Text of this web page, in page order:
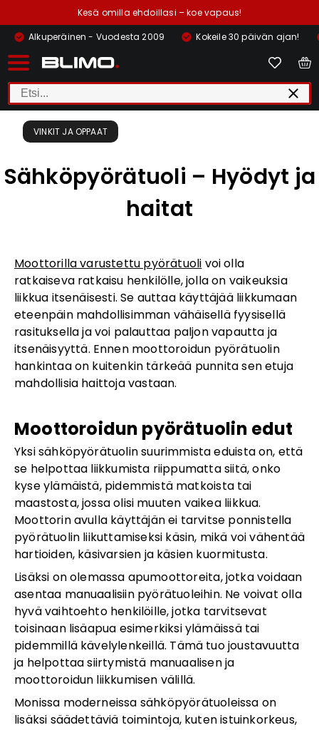
Kesä omilla ehdoillasi – koe vapaus!
Alkuperäinen - Vuodesta 2009
Kokeile 30 päivän ajan!
VINKIT JA OPPAAT
Sähköpyörätuoli – Hyödyt ja
haitat
Moottorilla varustettu pyörätuoli voi olla
ratkaiseva ratkaisu henkilölle, jolla on vaikeuksia
liikkua itsenäisesti. Se auttaa käyttäjää liikkumaan
eteenpäin mahdollisimman vähäisellä fyysisellä
rasituksella ja voi palauttaa paljon vapautta ja
itsenäisyyttä. Ennen moottoroidun pyörätuolin
hankintaa on kuitenkin tärkeää punnita sen etuja
mahdollisia haittoja vastaan.
Moottoroidun pyörätuolin edut
Yksi sähköpyörätuolin suurimmista eduista on, että
se helpottaa liikkumista riippumatta siitä, onko
kyse ylämäistä, pidemmistä matkoista tai
maastosta, jossa olisi muuten vaikea liikkua.
Moottorin avulla käyttäjän ei tarvitse ponnistella
pyörätuolin liikuttamiseksi käsin, mikä voi vähentää
hartioiden, käsivarsien ja käsien kuormitusta.
Lisäksi on olemassa apumoottoreita, jotka voidaan
asentaa manuaalisiin pyörätuoleihin. Ne voivat olla
hyvä vaihtoehto henkilöille, jotka tarvitsevat
toisinaan lisäapua esimerkiksi ylämäissä tai
pidemmillä kävelylenkeillä. Tämä tuo joustavuutta
ja helpottaa siirtymistä manuaalisen ja
moottoroidun liikkumisen välillä.
Monissa moderneissa sähköpyörätuoleissa on
lisäksi säädettäviä toimintoja, kuten istuinkorkeus,